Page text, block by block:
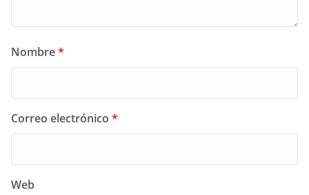
Nombre*
Correo electrónico *
Web